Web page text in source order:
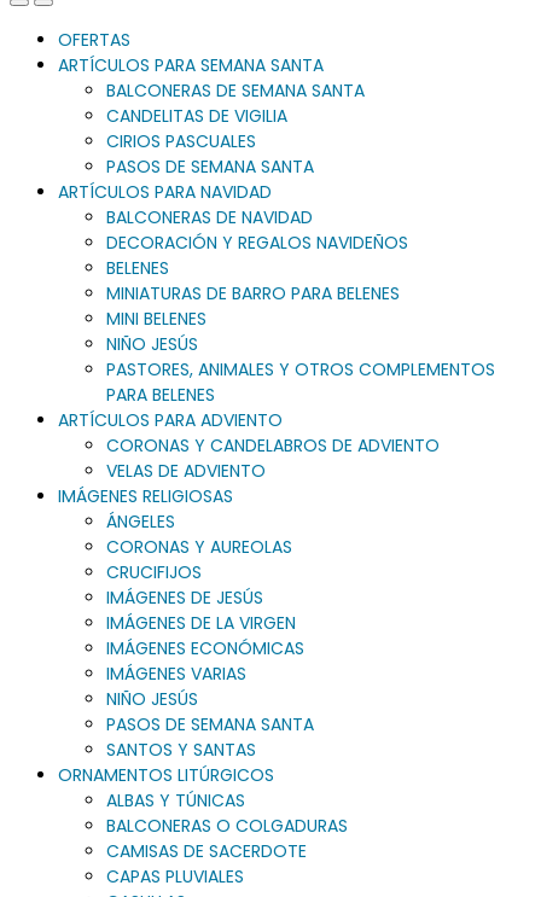
Previous
Slide
Next
Slide
OFERTAS
ARTÍCULOS PARA SEMANA SANTA
BALCONERAS DE SEMANA SANTA
CANDELITAS DE VIGILIA
CIRIOS PASCUALES
PASOS DE SEMANA SANTA
ARTÍCULOS PARA NAVIDAD
BALCONERAS DE NAVIDAD
DECORACIÓN Y REGALOS NAVIDEÑOS
BELENES
MINIATURAS DE BARRO PARA BELENES
MINI BELENES
NIÑO JESÚS
PASTORES, ANIMALES Y OTROS COMPLEMENTOS
PARA BELENES
ARTÍCULOS PARA ADVIENTO
CORONAS Y CANDELABROS DE ADVIENTO
VELAS DE ADVIENTO
IMÁGENES RELIGIOSAS
ÁNGELES
CORONAS Y AUREOLAS
CRUCIFIJOS
IMÁGENES DE JESÚS
IMÁGENES DE LA VIRGEN
IMÁGENES ECONÓMICAS
IMÁGENES VARIAS
NIÑO JESÚS
PASOS DE SEMANA SANTA
SANTOS Y SANTAS
ORNAMENTOS LITÚRGICOS
ALBAS Y TÚNICAS
BALCONERAS O COLGADURAS
CAMISAS DE SACERDOTE
CAPAS PLUVIALES